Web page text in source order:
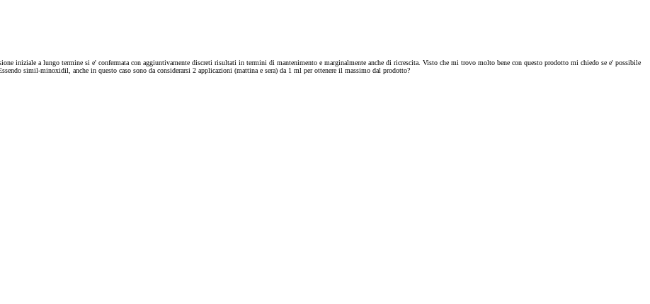
iniziale a lungo termine si e' confermata con aggiuntivamente discreti risultati in termini di mantenimento e marginalmente anche di ricrescita. Visto che mi trovo molto bene con questo prodotto mi chiedo se e' possibile
simil-minoxidil, anche in questo caso sono da considerarsi 2 applicazioni (mattina e sera) da 1 ml per ottenere il massimo dal prodotto?